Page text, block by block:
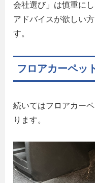
会社選び」は慎重に
アドバイスが欲しい
す。
フロアカーペッ
続いてはフロアカー
ります。